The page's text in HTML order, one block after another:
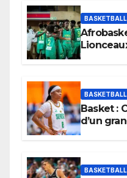
BASKETBALL
BASKETBALL
Basket :
d’un
BASKETBALL